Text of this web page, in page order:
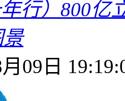
年行）800
09日